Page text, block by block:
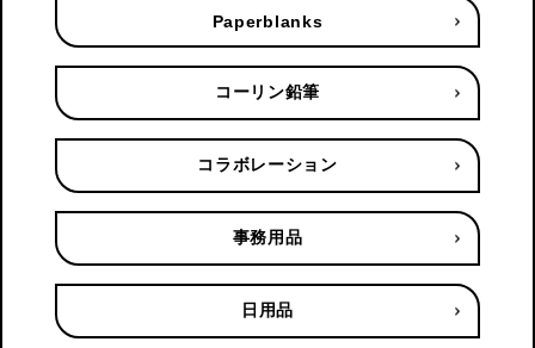
Paperblanks
コーリン鉛筆
コラボレーション
事務用品
日用品